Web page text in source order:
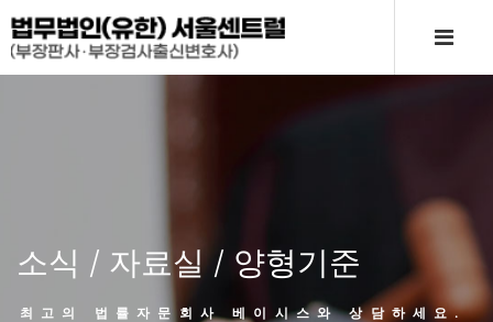
소식 / 자료실 / 양형기준
최고의 법률자문회사 베이시스와 상담하세요.